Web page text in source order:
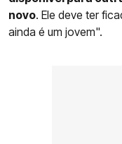
novo. Ele deve ter
ainda é um jovem".